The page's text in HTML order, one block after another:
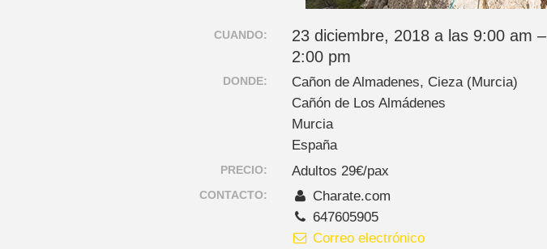
CUANDO:
23 diciembre, 2018 a las 9:00 am –
2:00 pm
DONDE:
Cañon de Almadenes, Cieza (Murcia)
Cañón de Los Almádenes
Murcia
España
PRECIO: Adultos 29€/pax
CONTACTO:
Charate.com
647605905
Correo electrónico